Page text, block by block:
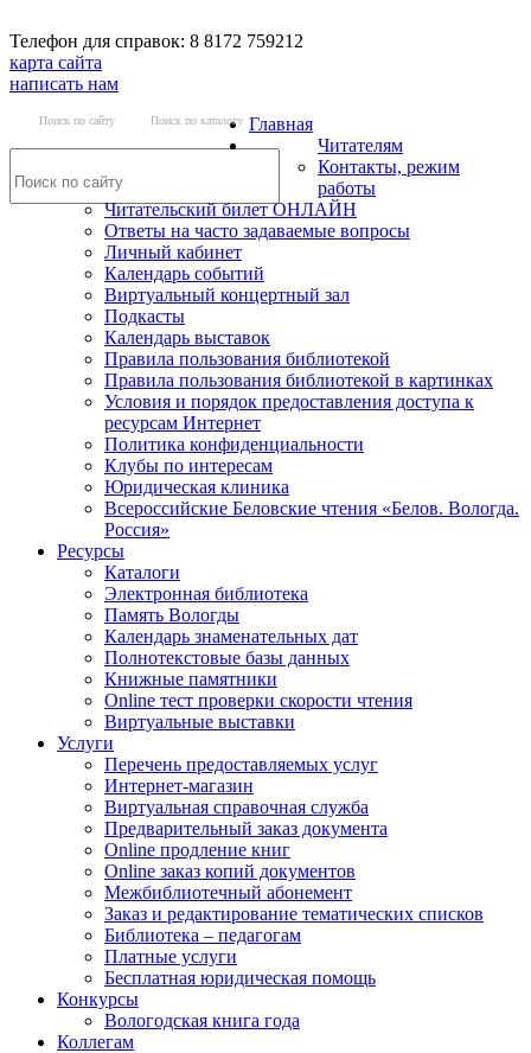
Телефон для справок: 8 8172 759212
карта сайта
написать нам
Поиск по сайту Поиск по каталогу Главная
Читателям
Контакты, режим
работы
Читательский билет ОНЛАЙН
Ответы на часто задаваемые вопросы
Личный кабинет
Календарь событий
Виртуальный концертный зал
Подкасты
Календарь выставок
Правила пользования библиотекой
Правила пользования библиотекой в картинках
Условия и порядок предоставления доступа к
ресурсам Интернет
Политика конфиденциальности
Клубы по интересам
Юридическая клиника
Всероссийские Беловские чтения «Белов. Вологда.
Россия»
Ресурсы
Каталоги
Электронная библиотека
Память Вологды
Календарь знаменательных дат
Полнотекстовые базы данных
Книжные памятники
Online тест проверки скорости чтения
Виртуальные выставки
Услуги
Перечень предоставляемых услуг
Интернет-магазин
Виртуальная справочная служба
Предварительный заказ документа
Online продление книг
Online заказ копий документов
Межбиблиотечный абонемент
Заказ и редактирование тематических списков
Библиотека – педагогам
Платные услуги
Бесплатная юридическая помощь
Конкурсы
Вологодская книга года
Коллегам